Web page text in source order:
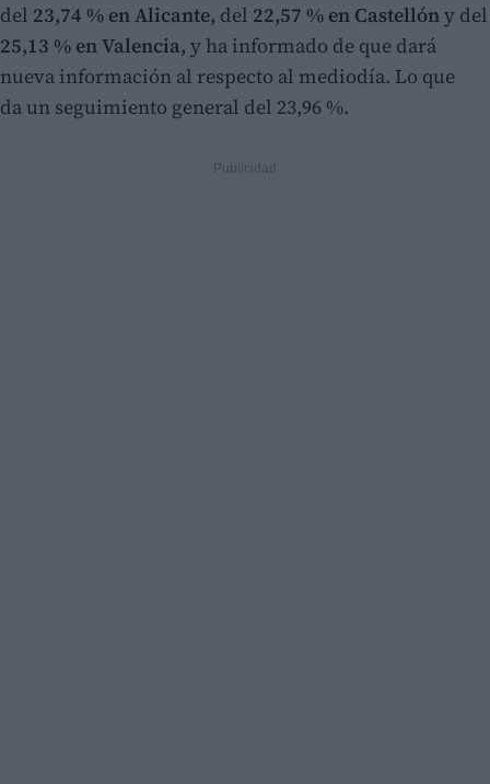
del 23,74 % en Alicante, del 22,57 % en Castellóny del
25,13 % en Valencia, y ha informado de que dará
nueva información al respecto al mediodía. Lo que
da un seguimiento general del 23,96 %.